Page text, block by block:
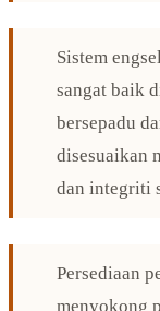
Sistem
sangat baik
bersepadu
disesuaikan
dan integriti
Persediaan
menyokong